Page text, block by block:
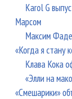
Karol G
Марсом
Максим
«Когда я стану
Клава Кока
«Элли на
«Смешарики»